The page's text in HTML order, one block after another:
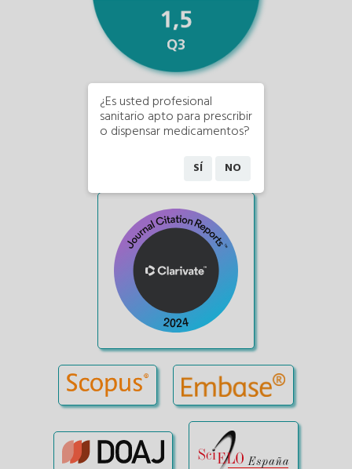
¿Es usted profesional
sanitario apto para prescribir
o dispensar medicamentos?
SÍ NO